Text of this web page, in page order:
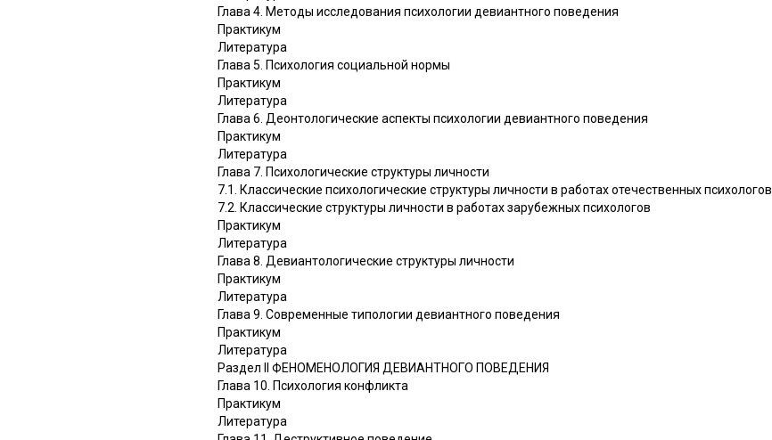
Глава 4. Методы исследования психологии девиантного поведения
Практикум
Литература
Глава 5. Психология социальной нормы
Практикум
Литература
Глава 6. Деонтологические аспекты психологии девиантного поведения
Практикум
Литература
Глава 7. Психологические структуры личности
7.1. Классические психологические структуры личности в работах отечественных психологов
7.2. Классические структуры личности в работах зарубежных психологов
Практикум
Литература
Глава 8. Девиантологические структуры личности
Практикум
Литература
Глава 9. Современные типологии девиантного поведения
Практикум
Литература
Раздел II ФЕНОМЕНОЛОГИЯ ДЕВИАНТНОГО ПОВЕДЕНИЯ
Глава 10. Психология конфликта
Практикум
Литература